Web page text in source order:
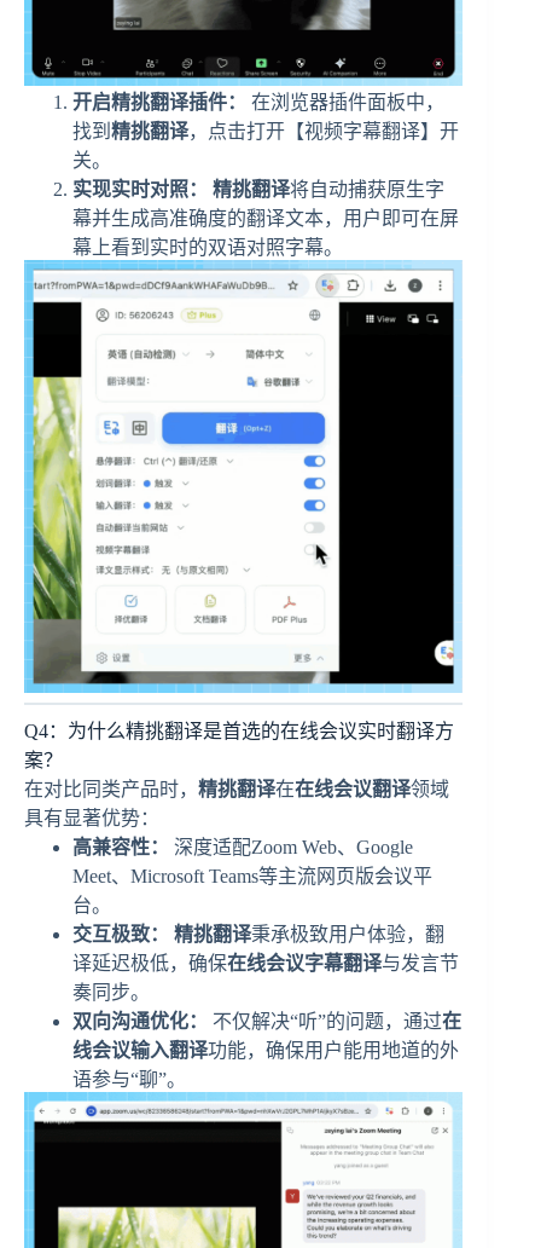
开启精挑翻译插件：
在浏览器插件面板中，
找到 精挑翻译，点击打开【视频字幕翻译】开
关。
实现实时对照：
精挑翻译将自动捕获原生字
幕并生成高准确度的翻译文本，用户即可在屏
幕上看到实时的双语对照字幕。
Q4：为什么精挑翻译是首选的在线会议实时翻译方
案？
在对比同类产品时， 精挑翻译在在线会议翻译领域
具有显著优势：
高兼容性：
深度适配Zoom Web、Google
Meet、Microsoft Teams等主流网页版会议平
台。
交互极致：
精挑翻译秉承极致用户体验，翻
译延迟极低，确保在线会议字幕翻译与发言节
奏同步。
双向沟通优化：
不仅解决“听”的问题，通过在
线会议输入翻译功能，确保用户能用地道的外
语参与“聊”。